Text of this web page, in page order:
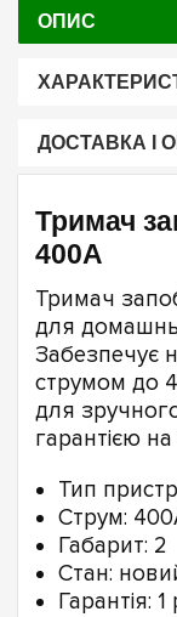
ОПИС
ДОСТАВКА І
Тримач
400A
Тримач
для
Забезпечує
струмом до
для
гарантією на
Тип
Струм:
Габарит: 2
Стан:
Гарантія: 1